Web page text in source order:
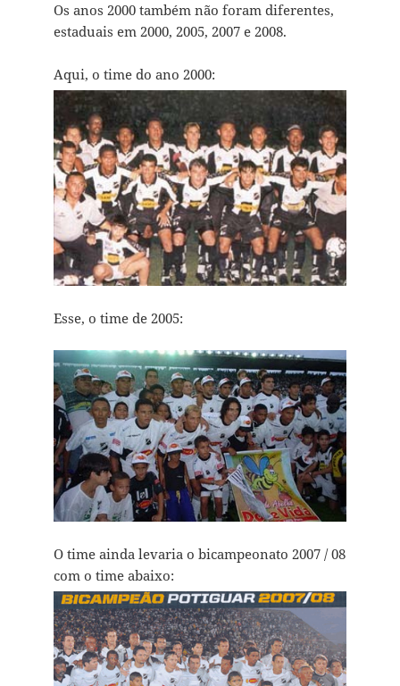
Os anos 2000 também não foram diferentes,
estaduais em 2000, 2005, 2007 e 2008.
Aqui, o time do ano 2000:
Esse, o time de 2005:
O time ainda levaria o bicampeonato 2007 / 08
com o time abaixo: